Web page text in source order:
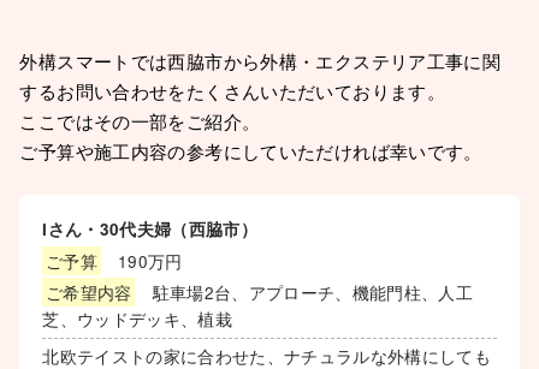
外構スマートでは西脇市から外構・エクステリア工事に関
するお問い合わせをたくさんいただいております。
ここではその一部をご紹介。
ご予算や施工内容の参考にしていただければ幸いです。
Iさん・30代夫婦（西脇市）
ご予算
190万円
ご希望内容
駐車場2台、アプローチ、機能門柱、人工
芝、ウッドデッキ、植栽
北欧テイストの家に合わせた、ナチュラルな外構にしても